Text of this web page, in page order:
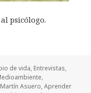
psicólogo.
MBSR, aprender a
de vida, Entrevistas,
,
Asuero,Aprender